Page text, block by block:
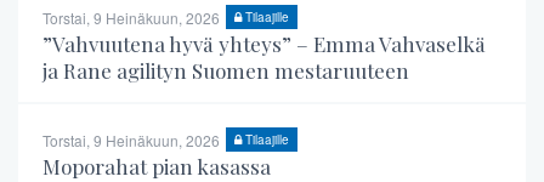
Torstai, 9 Heinäkuun, 2026 Tilaajille
”Vahvuutena hyvä yhteys” – Emma Vahvaselkä
ja Rane agilityn Suomen mestaruuteen
Torstai, 9 Heinäkuun, 2026 Tilaajille
Moporahat pian kasassa